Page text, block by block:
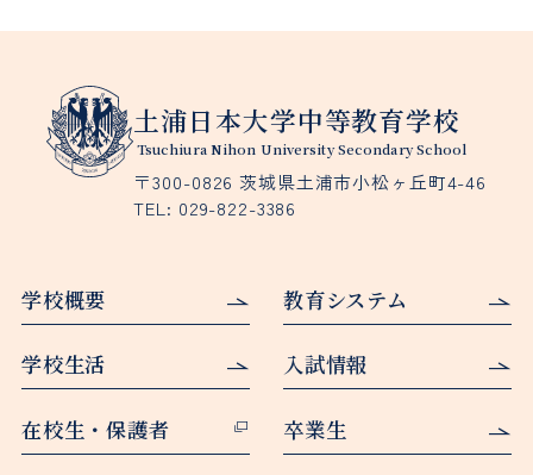
土浦日本大学中等教育学校
Tsuchiura Nihon University Secondary School
〒300-0826 茨城県土浦市小松ヶ丘町4-46
TEL: 029-822-3386
学校概要 教育システム
学校生活 入試情報
在校生・保護者 卒業生